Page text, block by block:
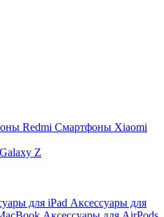
Redmi Смартфоны Xiaomi
Galaxy Z
для iPad Аксессуары для